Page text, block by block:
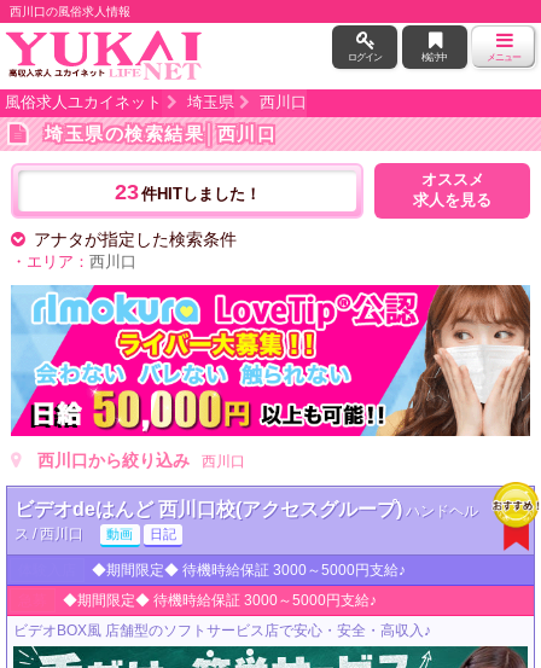
西川口の風俗求人情報
ログイン 検討中 メニュー
風俗求人ユカイネット 埼玉県 西川口
埼玉県の検索結果│西川口
23件HITしました！
オススメ
求人を見る
アナタが指定した検索条件
・エリア： 西川口
西川口から絞り込み 西川口
ビデオdeはんど 西川口校(アクセスグループ) ハンドヘル
ス / 西川口
動画 日記
◆期間限定◆ 待機時給保証 3000～5000円支給♪
◆期間限定◆ 待機時給保証 3000～5000円支給♪
ビデオBOX風 店舗型のソフトサービス店で安心・安全・高収入♪